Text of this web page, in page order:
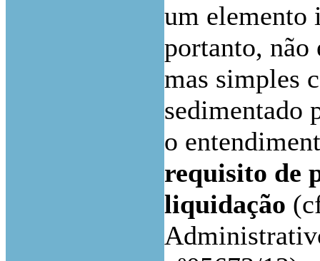
um elemento
portanto, não
mas simples
sedimentado
o
requisito de
liquidação